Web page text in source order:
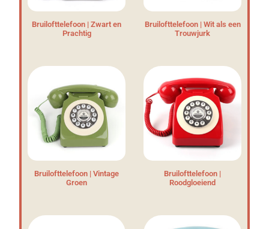
Bruilofttelefoon | Zwart en
Prachtig
Bruilofttelefoon | Wit als een
Trouwjurk
Bruilofttelefoon | Vintage
Groen
Bruilofttelefoon |
Roodgloeiend